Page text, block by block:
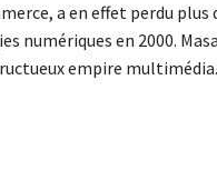
a en effet perdu plus
numériques en 2000.
empire multimédia.